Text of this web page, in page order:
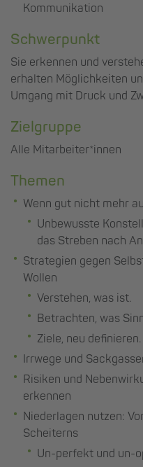
Kommunikation
Schwerpunkt
Sie erkennen und
erhalten Möglichkeiten
Umgang mit Druck und
Zielgruppe
Alle Mitarbeiter*innen
Themen
Wenn gut nicht mehr
Unbewusste
das Streben nach
Strategien gegen
Wollen
Verstehen, was ist.
Betrachten, was
Ziele, neu definieren.
Irrwege und
Risiken und
erkennen
Niederlagen nutzen:
Scheiterns
Un-perfekt und un-